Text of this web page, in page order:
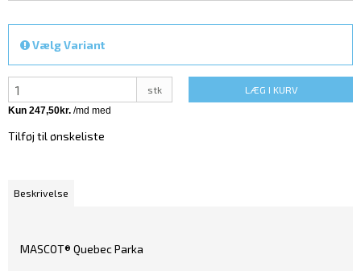
Vælg Variant
stk LÆG I KURV
Tilføj til ønskeliste
Beskrivelse
MASCOT® Quebec Parka